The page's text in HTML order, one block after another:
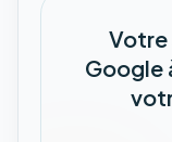
Votre
Google